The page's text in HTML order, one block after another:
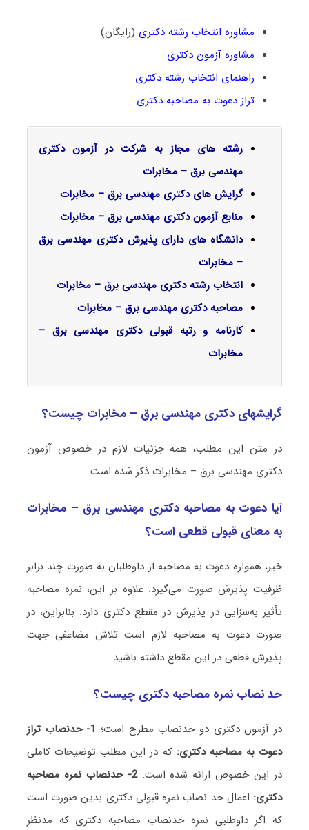
مشاوره انتخاب رشته دکتری (رایگان)
مشاوره آزمون دکتری
راهنمای انتخاب رشته دکتری
تراز دعوت به مصاحبه دکتری
رشته های مجاز به شرکت در آزمون دکتری
مهندسی برق – مخابرات
گرایش‌ های دکتری مهندسی برق – مخابرات
منابع آزمون دکتری مهندسی برق – مخابرات
دانشگاه های دارای پذیرش دکتری مهندسی برق
– مخابرات
انتخاب رشته دکتری مهندسی برق – مخابرات
مصاحبه دکتری مهندسی برق – مخابرات
کارنامه و رتبه قبولی دکتری مهندسی برق –
مخابرات
گرایشهای دکتری مهندسی برق – مخابرات چیست؟
در متن این مطلب، همه جزئیات لازم در خصوص آزمون
دکتری مهندسی برق – مخابرات ذکر شده است.
آیا دعوت به مصاحبه دکتری مهندسی برق – مخابرات
به معنای قبولی قطعی است؟
خیر، همواره دعوت به مصاحبه از داوطلبان به صورت چند برابر
ظرفیت پذیرش صورت می‌گیرد. علاوه بر این، نمره مصاحبه
تأثیر به‌سزایی در پذیرش در مقطع دکتری دارد. بنابراین، در
صورت دعوت به مصاحبه لازم است تلاش مضاعفی جهت
پذیرش قطعی در این مقطع داشته باشید.
حد نصاب نمره مصاحبه دکتری چیست؟
در آزمون دکتری دو حدنصاب مطرح است؛
1- حدنصاب تراز
دعوت به مصاحبه دکتری: که در این مطلب توضیحات کاملی
در این خصوص ارائه شده است. 2- حدنصاب نمره مصاحبه
دکتری: اعمال حد نصاب نمره قبولی دکتری بدین صورت است
که اگر داوطلبی نمره حدنصاب مصاحبه دکتری که مدنظر